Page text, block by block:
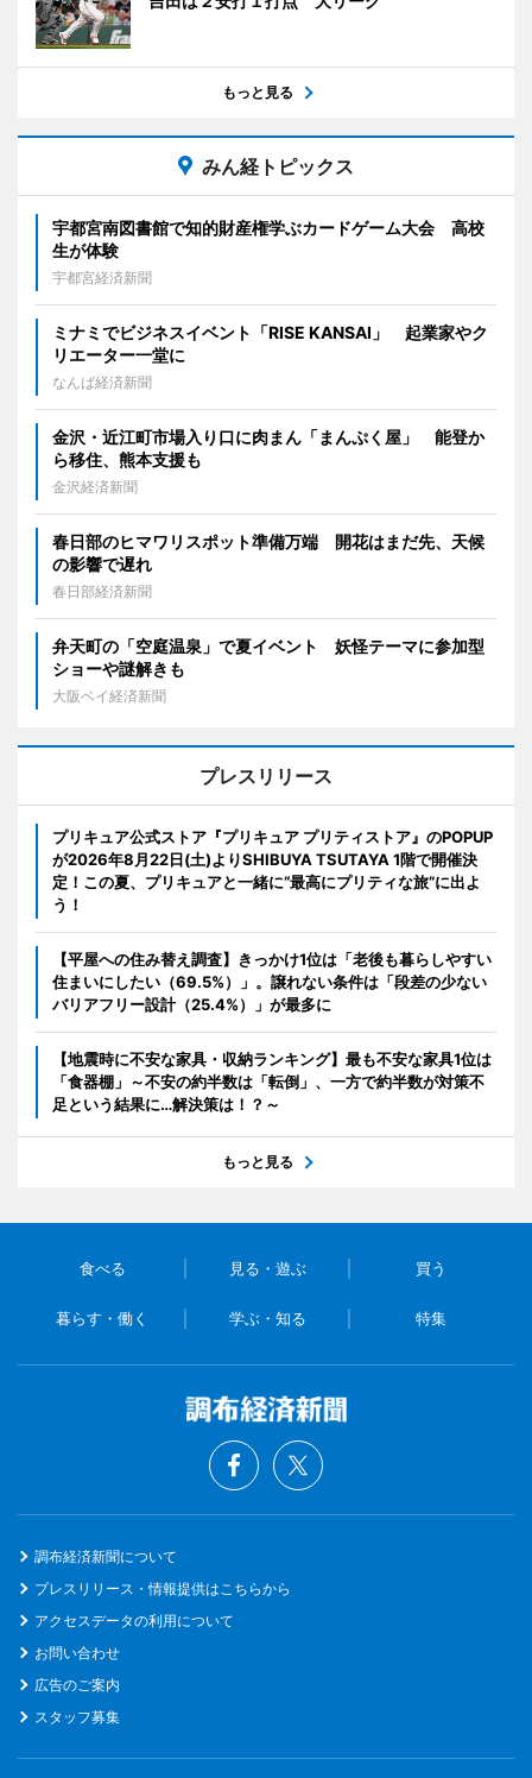
もっと見る
みん経トピックス
宇都宮南図書館で知的財産権学ぶカードゲーム大会 高校
生が体験
宇都宮経済新聞
ミナミでビジネスイベント「RISE KANSAI」 起業家やク
リエーター一堂に
なんば経済新聞
金沢・近江町市場入り口に肉まん「まんぷく屋」 能登か
ら移住、熊本支援も
金沢経済新聞
春日部のヒマワリスポット準備万端 開花はまだ先、天候
の影響で遅れ
春日部経済新聞
弁天町の「空庭温泉」で夏イベント 妖怪テーマに参加型
ショーや謎解きも
大阪ベイ経済新聞
プレスリリース
プリキュア公式ストア『プリキュア プリティストア』のPOPUP
が2026年8月22日(土)よりSHIBUYA TSUTAYA 1階で開催決
定！この夏、プリキュアと一緒に“最高にプリティな旅”に出よ
う！
【平屋への住み替え調査】きっかけ1位は「老後も暮らしやすい
住まいにしたい（69.5%）」。譲れない条件は「段差の少ない
バリアフリー設計（25.4%）」が最多に
【地震時に不安な家具・収納ランキング】最も不安な家具1位は
「食器棚」～不安の約半数は「転倒」、一方で約半数が対策不
足という結果に…解決策は！？～
もっと見る
食べる 見る・遊ぶ 買う
暮らす・働く 学ぶ・知る 特集
調布経済新聞について
プレスリリース・情報提供はこちらから
アクセスデータの利用について
お問い合わせ
広告のご案内
スタッフ募集